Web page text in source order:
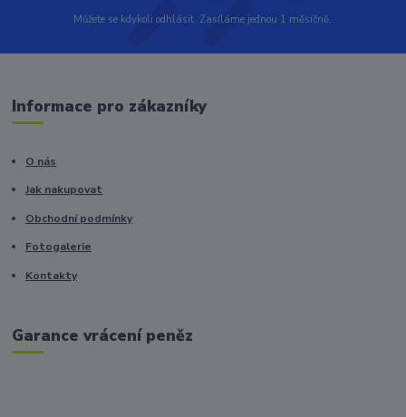
Můžete se kdykoli odhlásit. Zasíláme jednou 1 měsíčně.
Informace pro zákazníky
O nás
Jak nakupovat
Obchodní podmínky
Fotogalerie
Kontakty
Garance vrácení peněz